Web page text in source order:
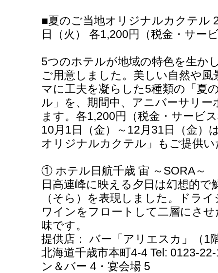
■夏のご当地オリジナルカクテル
日（火） 各1,200円（税金・サー
5つのホテルが地域の特色を生か
ご用意しました。美しい自然や
マに工夫を凝らした5種類の「夏
ル」を、期間中、アニバーサリ
ます。各1,200円（税金・サービ
10月1日（金）～12月31日（金）
オリジナルカクテル」もご提供
① ホテル日航千歳 宙 ～SORA～
日高連峰に映える夕日は幻想的
（そら）を表現しました。ドラ
ワインをフロートして二層にさ
味です。
提供店： バー「アリエスカ」（1
北海道千歳市本町4-4 Tel: 0123-
ン＆バー 4・宴会場 5